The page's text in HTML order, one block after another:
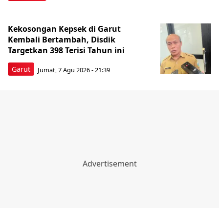
Garut
Kekosongan Kepsek di Garut
Kembali Bertambah, Disdik
Targetkan 398 Terisi Tahun ini
Jumat, 7 Agu 2026 - 21:39